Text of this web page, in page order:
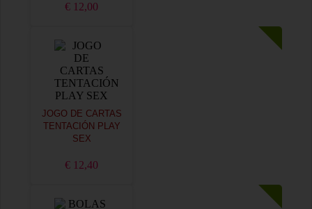
€ 12,00
JOGO DE CARTAS
TENTACIÓN PLAY
SEX
€ 12,40